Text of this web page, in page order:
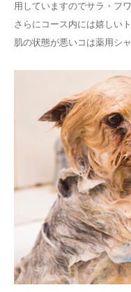
用していますのでサラ・フ
さらにコース内には嬉しい
肌の状態が悪いコは薬用シ